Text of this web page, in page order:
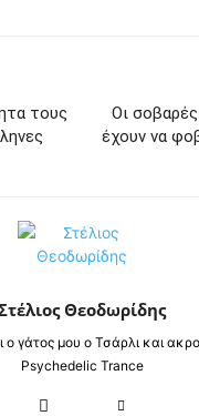
τους
Οι
έχουν να
Θεοδωρίδης
ο γάτος μου ο Τσάρλι και
Psychedelic Trance